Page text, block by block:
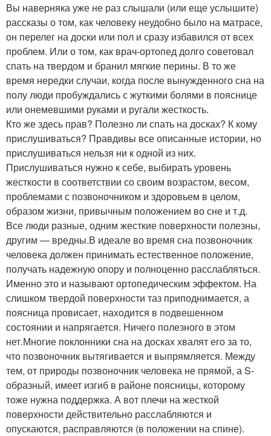
Вы наверняка уже не раз слышали (или еще услышите)
рассказы о том, как человеку неудобно было на матрасе,
он перелег на доски или пол и сразу избавился от всех
проблем. Или о том, как врач-ортопед долго советовал
спать на твердом и бранил мягкие перины. В то же
время нередки случаи, когда после вынужденного сна на
полу люди пробуждались с жуткими болями в пояснице
или онемевшими руками и ругали жесткость.
Кто же здесь прав? Полезно ли спать на досках? К кому
прислушиваться? Правдивы все описанные истории, но
прислушиваться нельзя ни к одной из них.
Прислушиваться нужно к себе, выбирать уровень
жесткости в соответствии со своим возрастом, весом,
проблемами с позвоночником и здоровьем в целом,
образом жизни, привычным положением во сне и т.д.
Все люди разные, одним жесткие поверхности полезны,
другим — вредны.В идеале во время сна позвоночник
человека должен принимать естественное положение,
получать надежную опору и полноценно расслабляться.
Именно это и называют ортопедическим эффектом. На
слишком твердой поверхности таз приподнимается, а
поясница провисает, находится в подвешенном
состоянии и напрягается. Ничего полезного в этом
нет.Многие поклонники сна на досках хвалят его за то,
что позвоночник вытягивается и выпрямляется. Между
тем, от природы позвоночник человека не прямой, а S-
образный, имеет изгиб в районе поясницы, которому
тоже нужна поддержка. А вот плечи на жесткой
поверхности действительно расслабляются и
опускаются, расправляются (в положении на спине).